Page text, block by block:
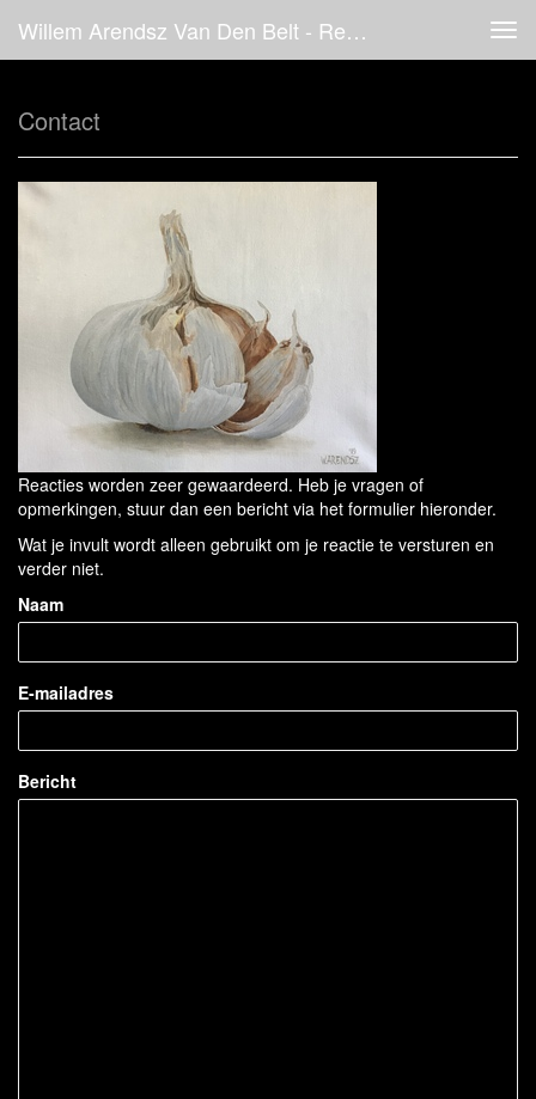
Willem Arendsz Van Den Belt - Reageer
Contact
Reacties worden zeer gewaardeerd. Heb je vragen of
opmerkingen, stuur dan een bericht via het formulier hieronder.
Wat je invult wordt alleen gebruikt om je reactie te versturen en
verder niet.
Naam
E-mailadres
Bericht